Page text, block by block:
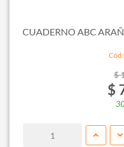
CUADERNO ABC
$
$